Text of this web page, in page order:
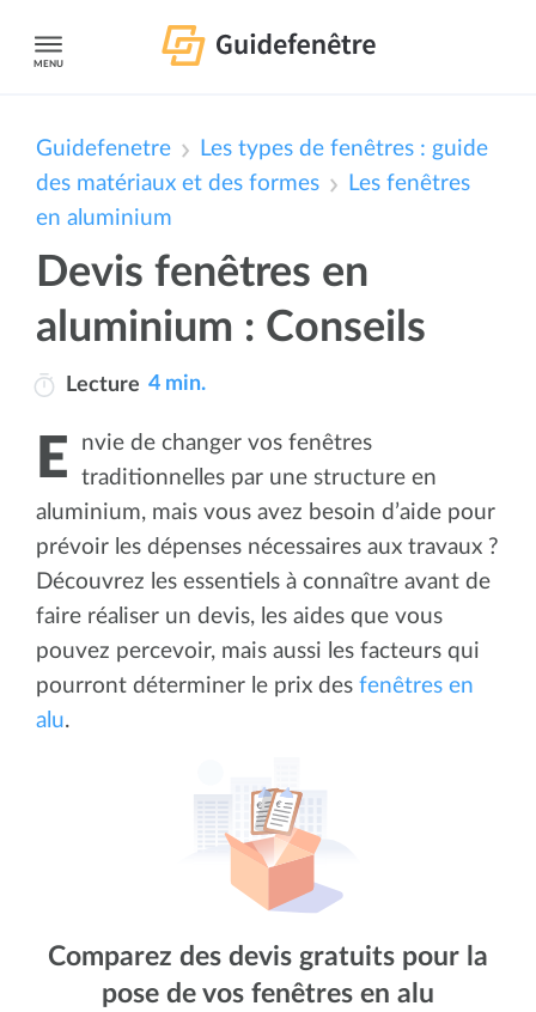
MENU
Guidefenetre
Les types de fenêtres : guide
des matériaux et des formes
Les fenêtres
en aluminium
Devis fenêtres en
aluminium : Conseils
Lecture 4 min.
Envie de changer vos fenêtres
traditionnelles par une structure en
aluminium, mais vous avez besoin d’aide pour
prévoir les dépenses nécessaires aux travaux ?
Découvrez les essentiels à connaître avant de
faire réaliser un devis, les aides que vous
pouvez percevoir, mais aussi les facteurs qui
pourront déterminer le prix des fenêtres en
alu.
Comparez des devis gratuits pour la
pose de vos fenêtres en alu